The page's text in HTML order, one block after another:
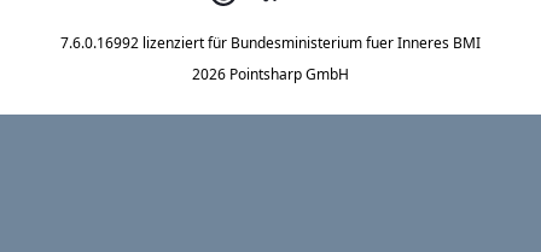
7.6.0.16992 lizenziert für Bundesministerium fuer Inneres BMI
2026 Pointsharp GmbH